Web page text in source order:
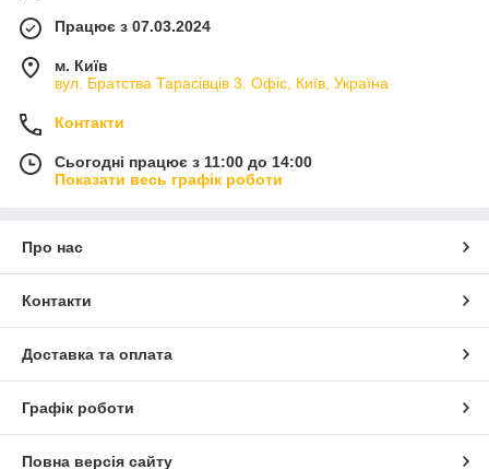
Працює з 07.03.2024
м. Київ
вул. Братства Тарасівців 3. Офіс, Київ, Україна
Контакти
Сьогодні працює з 11:00 до 14:00
Показати весь графік роботи
Про нас
Контакти
Доставка та оплата
Графік роботи
Повна версія сайту